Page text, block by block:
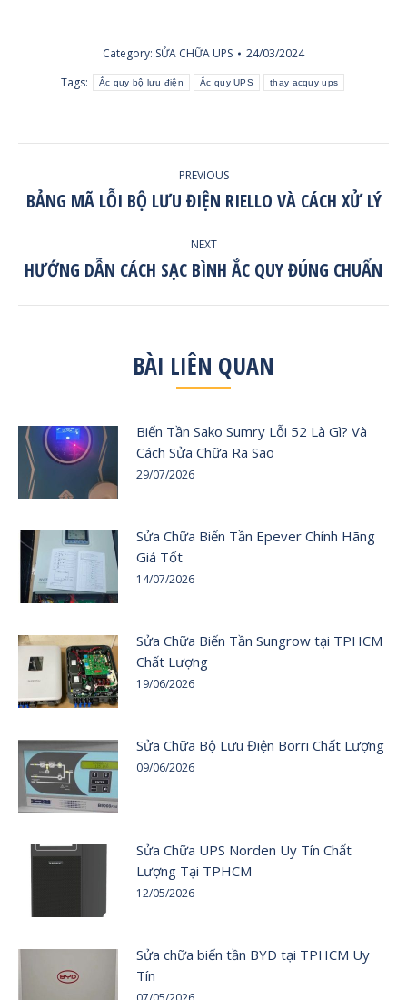
Category: SỬA CHỮA UPS
24/03/2024
Tags:
Ắc quy bộ lưu điện Ắc quy UPS thay acquy ups
NAVIGATION
PREVIOUS
Previous
BẢNG MÃ LỖI BỘ LƯU ĐIỆN RIELLO VÀ CÁCH XỬ LÝ
NEXT
Next
HƯỚNG DẪN CÁCH SẠC BÌNH ẮC QUY ĐÚNG CHUẨN
BÀI LIÊN QUAN
Biến Tần Sako Sumry Lỗi 52 Là Gì? Và
Cách Sửa Chữa Ra Sao
29/07/2026
Sửa Chữa Biến Tần Epever Chính Hãng
Giá Tốt
14/07/2026
Sửa Chữa Biến Tần Sungrow tại TPHCM
Chất Lượng
19/06/2026
Sửa Chữa Bộ Lưu Điện Borri Chất Lượng
09/06/2026
Sửa Chữa UPS Norden Uy Tín Chất
Lượng Tại TPHCM
12/05/2026
Sửa chữa biến tần BYD tại TPHCM Uy
Tín